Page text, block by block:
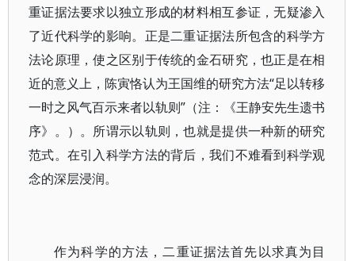
重证据法要求以独立形成的材料相互参证，无疑渗入
了近代科学的影响。正是二重证据法所包含的科学方
法论原理，使之区别于传统的金石研究，也正是在相
近的意义上，陈寅恪认为王国维的研究方法“足以转移
一时之风气百示来者以轨则”（注：《王静安先生遗书
序》。）。所谓示以轨则，也就是提供一种新的研究
范式。在引入科学方法的背后，我们不难看到科学观
念的深层浸润。
作为科学的方法，二重证据法首先以求真为目